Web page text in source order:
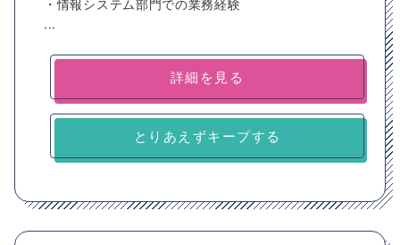
・情報システム部門での業務経験
...
詳細を見る
とりあえずキープする